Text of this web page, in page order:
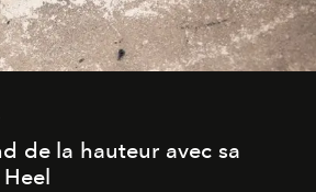
de la hauteur avec sa